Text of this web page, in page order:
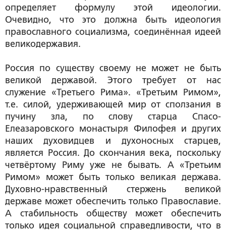
определяет формулу этой идеологии.
Очевидно, что это должна быть идеология
православного социализма, соединённая идеей
великодержавия.
Россия по существу своему не может не быть
великой державой. Этого требует от нас
служение «Третьего Рима». «Третьим Римом»,
т.е. силой, удерживающей мир от сползания в
пучину зла, по слову старца Спасо-
Елеазаровского монастыря Филофея и других
наших духовидцев и духоносных старцев,
является Россия. До скончания века, поскольку
четвёртому Риму уже не бывать. А «Третьим
Римом» может быть только великая держава.
Духовно-нравственный стержень великой
державе может обеспечить только Православие.
А стабильность обществу может обеспечить
только идея социальной справедливости, что в